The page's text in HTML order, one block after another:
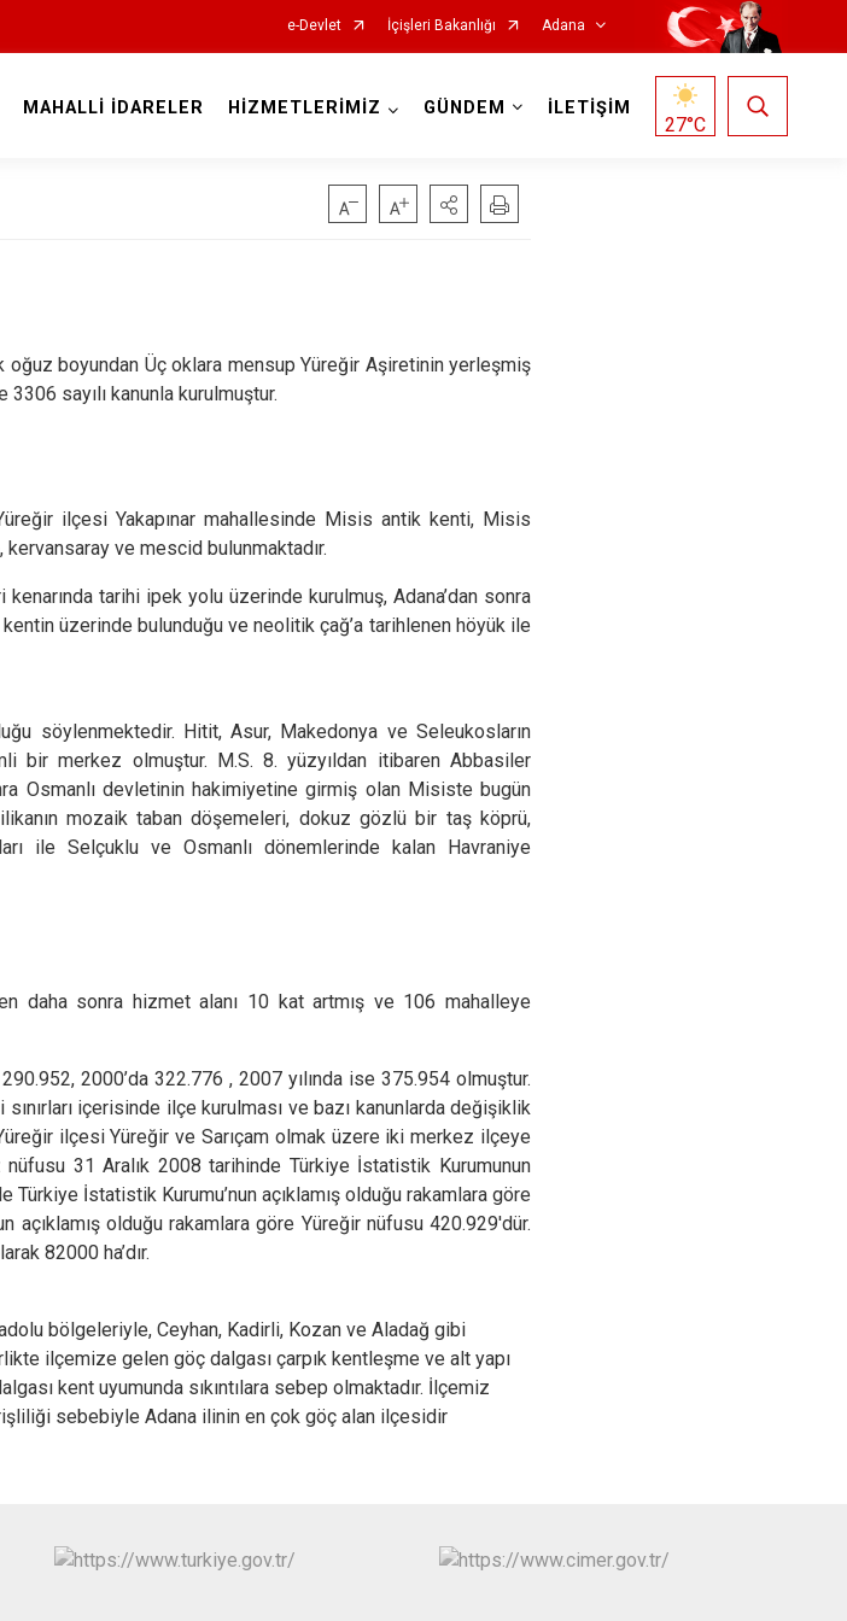
e-Devlet İçişleri Bakanlığı Adana
Aladağ
Ceyhan
Karaisalı
Kozan
Saimbeyli
Yüreğir
Çukurova
MAHALLİ İDARELER HİZMETLERİMİZ GÜNDEM İLETİŞİM
27°C
oğuz boyundan Üç oklara mensup Yüreğir Aşiretinin yerleşmiş
sayılı kanunla kurulmuştur.
ilçesi Yakapınar mahallesinde Misis antik kenti, Misis
ve mescid bulunmaktadır.
tarihi ipek yolu üzerinde kurulmuş, Adana’dan sonra
üzerinde bulunduğu ve neolitik çağ’a tarihlenen höyük ile
söylenmektedir. Hitit, Asur, Makedonya ve Seleukosların
bir merkez olmuştur. M.S. 8. yüzyıldan itibaren Abbasiler
Osmanlı devletinin hakimiyetine girmiş olan Misiste bugün
mozaik taban döşemeleri, dokuz gözlü bir taş köprü,
ile Selçuklu ve Osmanlı dönemlerinde kalan Havraniye
daha sonra hizmet alanı 10 kat artmış ve 106 mahalleye
2000’da 322.776 , 2007 yılında ise 375.954 olmuştur.
içerisinde ilçe kurulması ve bazı kanunlarda değişiklik
ilçesi Yüreğir ve Sarıçam olmak üzere iki merkez ilçeye
31 Aralık 2008 tarihinde Türkiye İstatistik Kurumunun
İstatistik Kurumu’nun açıklamış olduğu rakamlara göre
açıklamış olduğu rakamlara göre Yüreğir nüfusu 420.929'dür.
82000 ha’dır.
bölgeleriyle, Ceyhan, Kadirli, Kozan ve Aladağ gibi
ilçemize gelen göç dalgası çarpık kentleşme ve alt yapı
kent uyumunda sıkıntılara sebep olmaktadır. İlçemiz
sebebiyle Adana ilinin en çok göç alan ilçesidir